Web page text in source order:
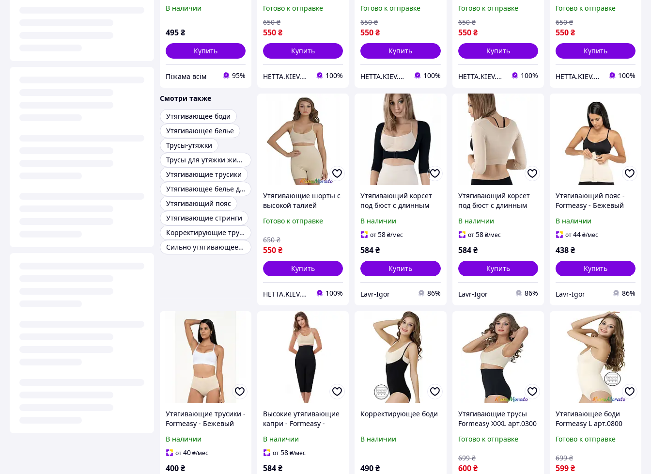
В наличии
495₴
Купить
Піжама всім 95%
Черные - Formeasy
Готово к отправке
550₴
650 ₴
Купить
HETTA.KIEV.UA 100%
Черные - Formeasy
Готово к отправке
550₴
650 ₴
Купить
HETTA.KIEV.UA 100%
Черные - Formeasy
Готово к отправке
550 ₴
650 ₴
Купить
HETTA.KIEV.UA 100%
Бежевые - Formeasy
Готово к отправке
550₴
650 ₴
Купить
HETTA.KIEV.UA 100%
Смотри также
Утягивающее боди
Утягивающее белье
Трусы-утяжки
Трусы для утяжки живота
Утягивающие трусики
Утягивающее белье для живота
Утягивающий пояс
Утягивающие стринги
Корректирующие трусы
Сильно утягивающее белье
Утягивающие шорты с
высокой талией
Бежевые - Formeasy
Готово к отправке
550₴
650 ₴
Купить
HETTA.KIEV.UA 100%
Утягивающий корсет
под бюст с длинным
Черный
В наличии
от58₴/мес
584₴
Купить
Lavr-Igor 86%
Утягивающий корсет
под бюст с длинным
Бежевый
В наличии
от58 ₴/мес
584 ₴
Купить
Lavr-Igor 86%
Утягивающий пояс -
Formeasy - Бежевый
В наличии
от44₴/мес
438₴
Купить
Lavr-Igor 86%
Утягивающие трусики -
Formeasy - Бежевый
В наличии
от40₴/мес
400₴
Высокие утягивающие
капри - Formeasy -
В наличии
от58₴/мес
584₴
Корректирующее боди
В наличии
490₴
Утягивающие трусы
Formeasy XXXL арт.0300
Готово к отправке
600 ₴
699 ₴
Утягивающее боди
Formeasy L арт.0800
Готово к отправке
599₴
699 ₴